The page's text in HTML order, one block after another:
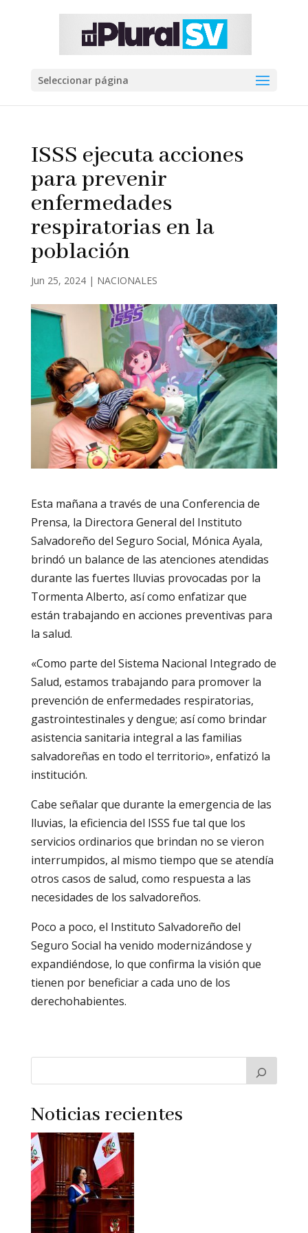
Seleccionar página
ISSS ejecuta acciones
para prevenir
enfermedades
respiratorias en la
población
Jun 25, 2024| NACIONALES
Esta mañana a través de una Conferencia de
Prensa, la Directora General del Instituto
Salvadoreño del Seguro Social, Mónica Ayala,
brindó un balance de las atenciones atendidas
durante las fuertes lluvias provocadas por la
Tormenta Alberto, así como enfatizar que
están trabajando en acciones preventivas para
la salud.
«Como parte del Sistema Nacional Integrado de
Salud, estamos trabajando para promover la
prevención de enfermedades respiratorias,
gastrointestinales y dengue; así como brindar
asistencia sanitaria integral a las familias
salvadoreñas en todo el territorio», enfatizó la
institución.
Cabe señalar que durante la emergencia de las
lluvias, la eficiencia del ISSS fue tal que los
servicios ordinarios que brindan no se vieron
interrumpidos, al mismo tiempo que se atendía
otros casos de salud, como respuesta a las
necesidades de los salvadoreños.
Poco a poco, el Instituto Salvadoreño del
Seguro Social ha venido modernizándose y
expandiéndose, lo que confirma la visión que
tienen por beneficiar a cada uno de los
derechohabientes.
Noticias recientes